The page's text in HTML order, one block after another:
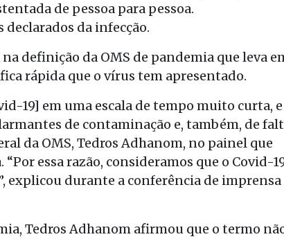
de pessoa para pessoa.
declarados da infecção.
definição da OMS de pandemia que leva
rápida que o vírus tem apresentado.
19] em uma escala de tempo muito curta, e
de contaminação e, também, de
da OMS, Tedros Adhanom, no painel que
essa razão, consideramos que o Covid-
explicou durante a conferência de imprensa
Tedros Adhanom afirmou que o termo